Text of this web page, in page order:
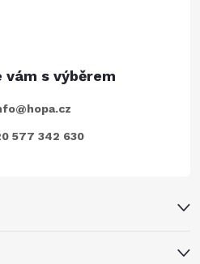
@hopa.cz
577 342 630